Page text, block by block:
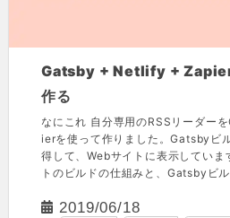
Gatsby + Netlify + Zapier
作る
なにこれ 自分専用のRSSリーダ
ierを使って作りました。Gatsbyビ
得して、Webサイトに表示していま
トのビルドの仕組みと、Gatsbyビ
2019/06/18